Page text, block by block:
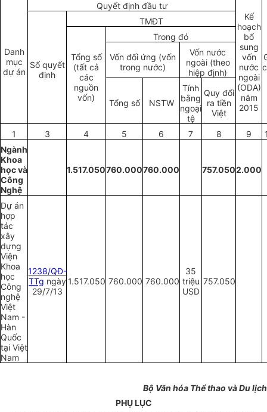
Danh
mục
dự án
Quyết định đầu tư
Kế
hoạch
bổ
sung
vốn
nước
ngoài
(ODA)
năm
2015
Số quyết
định
TMĐT
Tổng số
(tất cả
các
nguồn
vốn)
Trong đó
Vốn đối ứng (vốn
trong nước)
Vốn nước
ngoài (theo
hiệp định)
Tổng số NSTW
Tính
bằng
ngoại
tệ
Quy đổi
ra tiền
Việt
1 3 4 5 6 7 8 9
Ngành
Khoa
học và
Công
Nghệ
1.517.050760.000760.000 757.0502.000
Dự án
hợp
tác
xây
dựng
Viện
Khoa
học
Công
nghệ
Việt
Nam -
Hàn
Quốc
tại Việt
Nam
1238/QĐ-
TTg ngày
29/7/13
1.517.050 760.000 760.000
35
triệu
USD
757.050
Bộ Văn hóa Thể thao và Du lịch
PHỤ LỤC